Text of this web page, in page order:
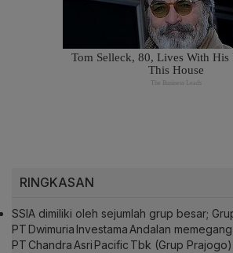
RINGKASAN
SSIA dimiliki oleh sejumlah grup besar;
PT Dwimuria Investama Andalan
PT Chandra Asri Pacific Tbk (Grup